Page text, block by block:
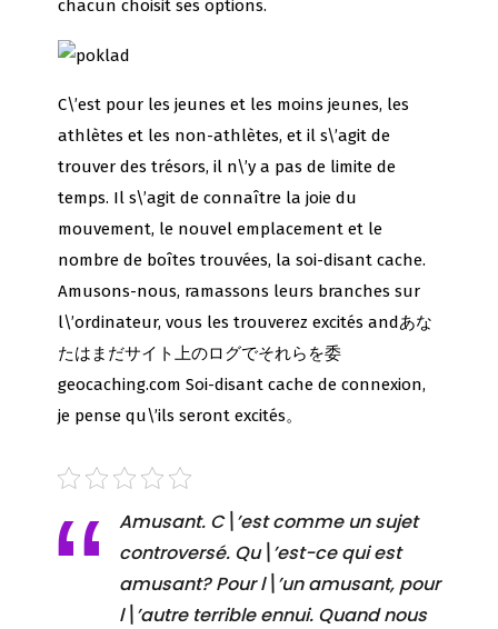
chacun choisit ses options.
C\’est pour les jeunes et les moins jeunes, les
athlètes et les non-athlètes, et il s\’agit de
trouver des trésors, il n\’y a pas de limite de
temps. Il s\’agit de connaître la joie du
mouvement, le nouvel emplacement et le
nombre de boîtes trouvées, la soi-disant cache.
Amusons-nous, ramassons leurs branches sur
l\’ordinateur, vous les trouverez excités andあな
たはまだサイト上のログでそれらを委
geocaching.com Soi-disant cache de connexion,
je pense qu\’ils seront excités。
Amusant. C\’est comme un sujet
controversé. Qu\’est-ce qui est
amusant? Pour l\’un amusant, pour
l\’autre terrible ennui. Quand nous